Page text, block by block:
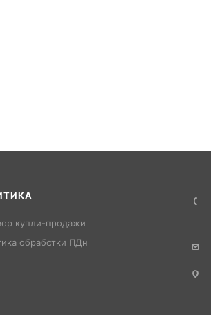
купли-продажи
обработки ПДн